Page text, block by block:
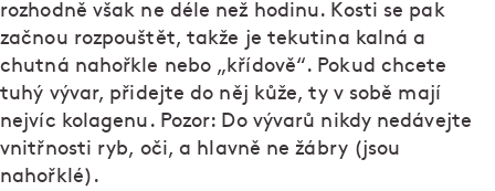
rozhodně však ne déle než hodinu. Kosti se pak
začnou rozpouštět, takže je tekutina kalná a
chutná nahořkle nebo „křídově“. Pokud chcete
tuhý vývar, přidejte do něj kůže, ty v sobě mají
nejvíc kolagenu. Pozor: Do vývarů nikdy nedávejte
vnitřnosti ryb, oči, a hlavně ne žábry (jsou
nahořklé).